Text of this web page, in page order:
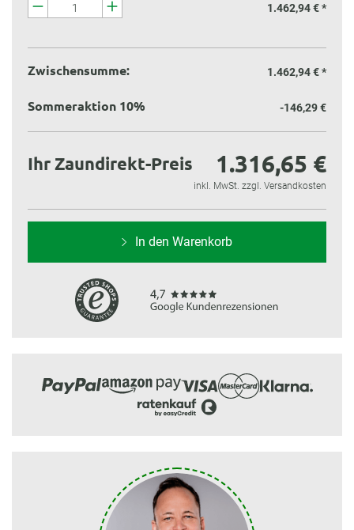
1.462,94 € *
Zwischensumme: 1.462,94 €*
Sommeraktion 10% -146,29 €
Ihr Zaundirekt-Preis 1.316,65 €
inkl. MwSt. zzgl. Versandkosten
In den Warenkorb